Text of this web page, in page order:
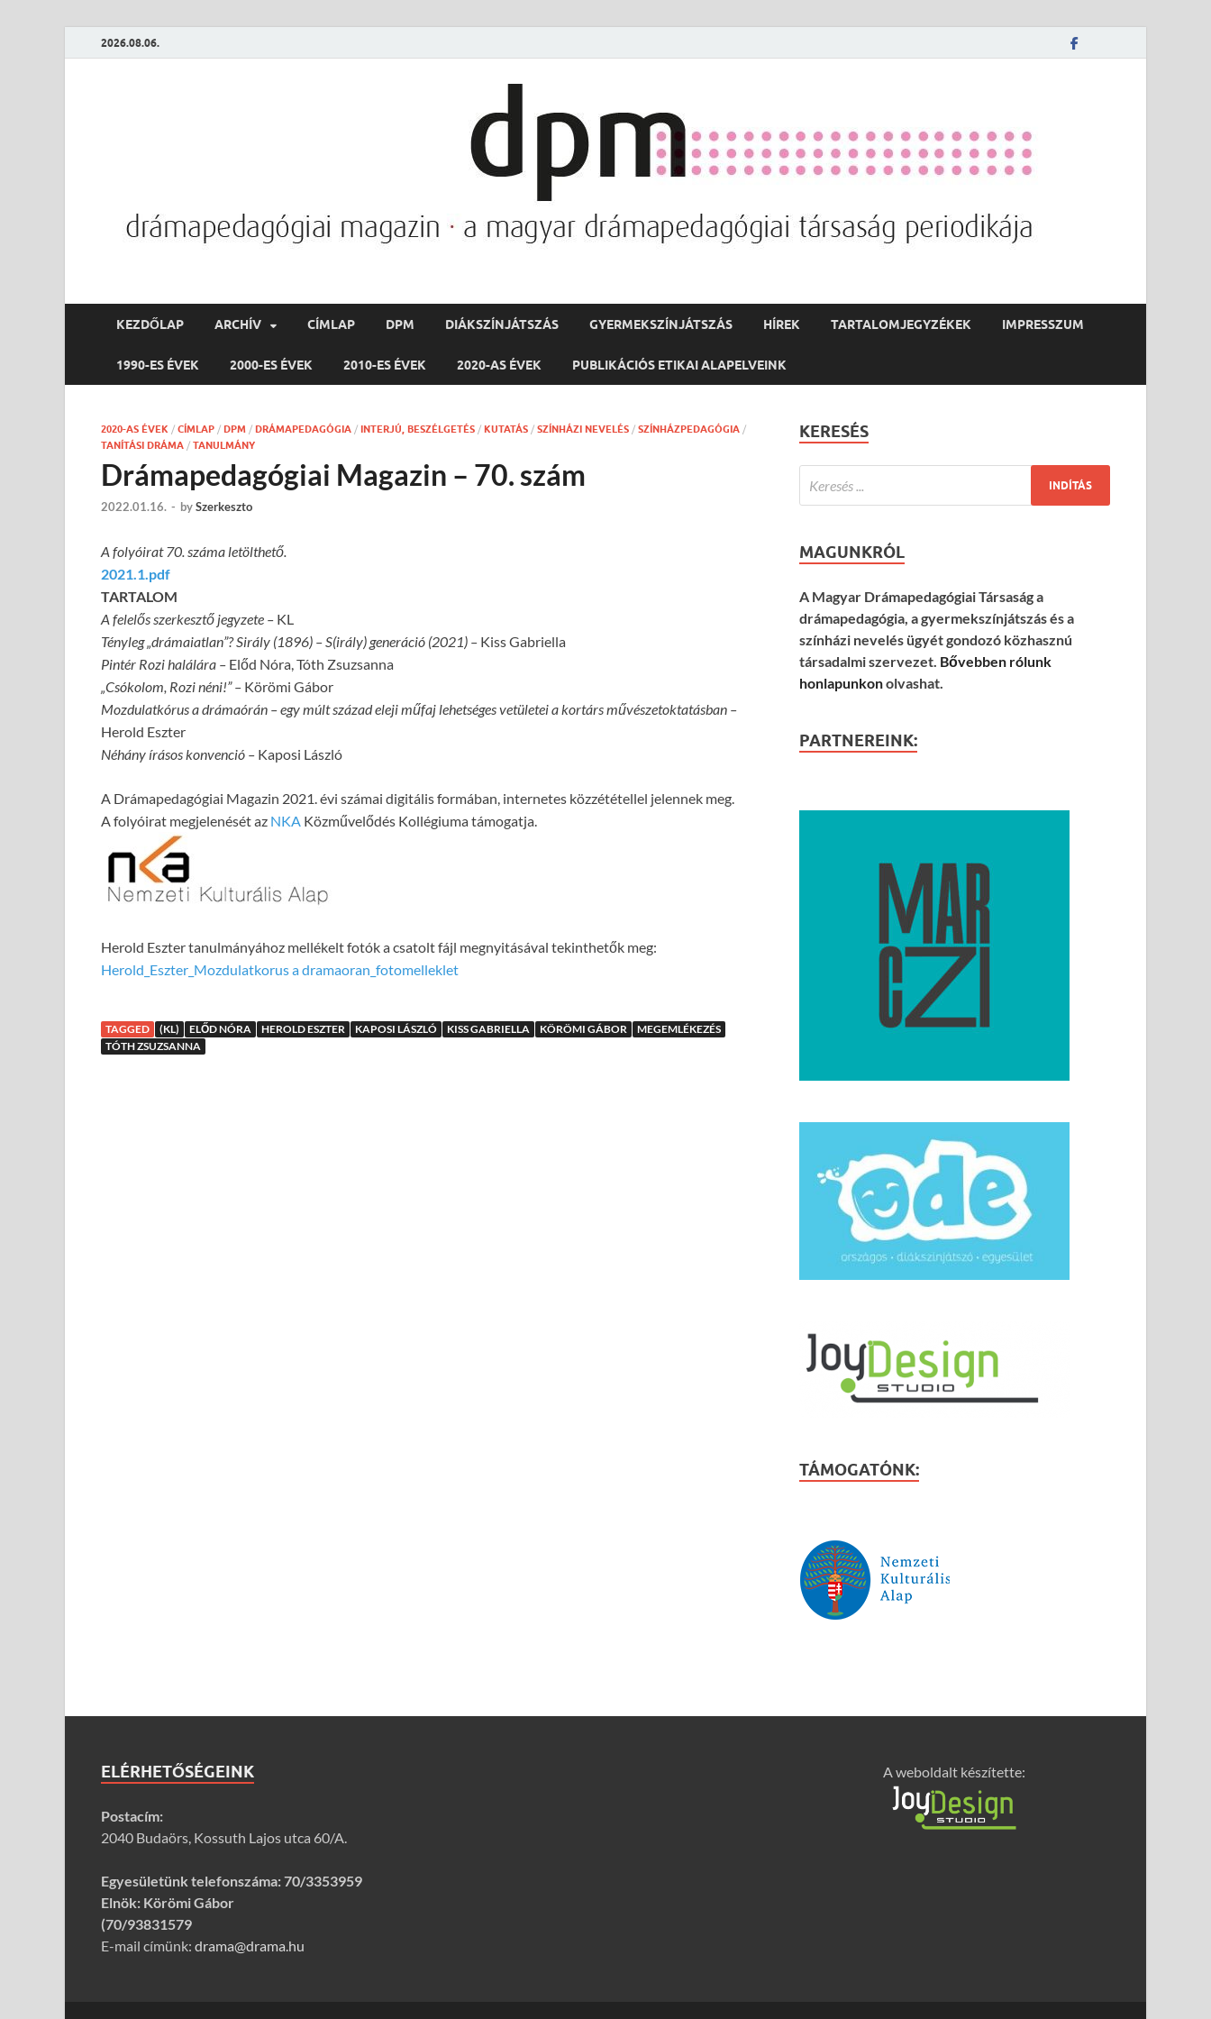
2026.08.06.
KEZDŐLAP ARCHÍV CÍMLAP DPM DIÁKSZÍNJÁTSZÁS GYERMEKSZÍNJÁTSZÁS HÍREK TARTALOMJEGYZÉKEK IMPRESSZUM
1990-ES ÉVEK 2000-ES ÉVEK 2010-ES ÉVEK 2020-AS ÉVEK PUBLIKÁCIÓS ETIKAI ALAPELVEINK
2020-AS ÉVEK / CÍMLAP / DPM / DRÁMAPEDAGÓGIA / INTERJÚ, BESZÉLGETÉS / KUTATÁS / SZÍNHÁZI NEVELÉS / SZÍNHÁZPEDAGÓGIA /
TANÍTÁSI DRÁMA / TANULMÁNY
Drámapedagógiai Magazin – 70. szám
2022.01.16. - bySzerkeszto
A folyóirat 70. száma letölthető.
2021.1.pdf
TARTALOM
A felelős szerkesztő jegyzete – KL
Tényleg „drámaiatlan”?Sirály (1896) – S(irály) generáció (2021) – Kiss Gabriella
Pintér Rozi halálára – Előd Nóra, Tóth Zsuzsanna
„Csókolom, Rozi néni!” – Körömi Gábor
Mozdulatkórus a drámaórán – egy múlt század eleji műfaj lehetséges vetületei a kortárs művészetoktatásban –
Herold Eszter
Néhány írásos konvenció – Kaposi László
A Drámapedagógiai Magazin 2021. évi számai digitális formában, internetes közzététellel jelennek meg.
A folyóirat megjelenését az NKA Közművelődés Kollégiuma támogatja.
Herold Eszter tanulmányához mellékelt fotók a csatolt fájl megnyitásával tekinthetők meg:
Herold_Eszter_Mozdulatkorus a dramaoran_fotomelleklet
TAGGED (KL) ELŐD NÓRA HEROLD ESZTER KAPOSI LÁSZLÓ KISS GABRIELLA KÖRÖMI GÁBOR
MEGEMLÉKEZÉS
TÓTH ZSUZSANNA
KERESÉS
MAGUNKRÓL
A Magyar Drámapedagógiai Társaság a
drámapedagógia, a gyermekszínjátszás és a
színházi nevelés ügyét gondozó közhasznú
társadalmi szervezet. Bővebben rólunk
honlapunkonolvashat.
PARTNEREINK:
TÁMOGATÓNK:
ELÉRHETŐSÉGEINK
Postacím:
2040 Budaörs, Kossuth Lajos utca 60/A.
Egyesületünk telefonszáma:70/3353959
Elnök: Körömi Gábor
(70/93831579
E-mail címünk: drama@drama.hu
A weboldalt készítette: